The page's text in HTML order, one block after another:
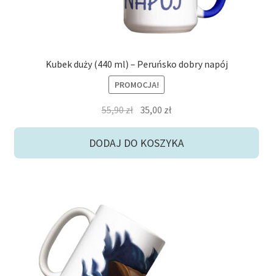
Kubek duży (440 ml) – Peruńsko dobry napój
PROMOCJA!
55,90zł Pierwotna
wynosiła:
35,00 złAktualna
wynosi:
DODAJ DO KOSZYKA